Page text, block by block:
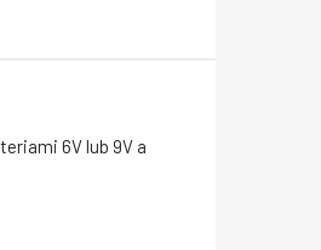
6V lub 9V a